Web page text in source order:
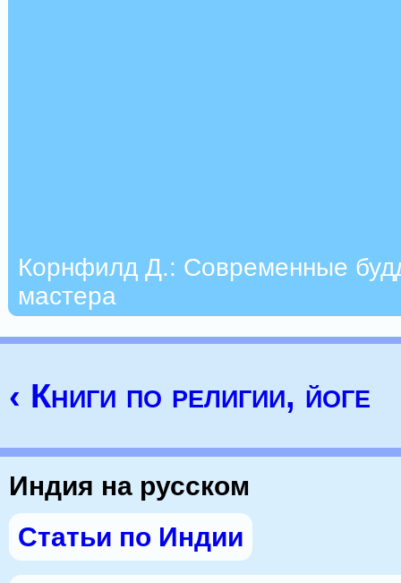
Корнфилд Д.: Современные
мастера
‹ Книги по религии, йоге
Индия на русском
Статьи по Индии